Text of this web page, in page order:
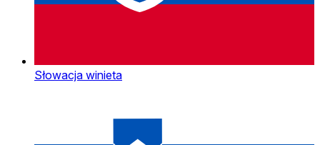
Słowacja winieta